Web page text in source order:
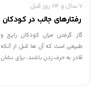
7 سال و 24 روز قبل
رفتارهای جالب در کودکان
گاز گرفتن میان کودکان رایج و
طبیعی است که آن ها قبل از آنکه
قادر به حرف زدن باشند، برای نشان